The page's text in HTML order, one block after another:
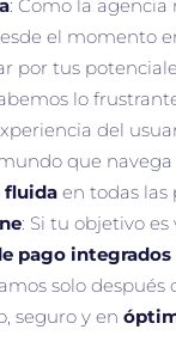
: Como la
el momento
por tus
lo
del
que
fluida en todas las
: Si tu objetivo
pago integrados
solo
seguro y en